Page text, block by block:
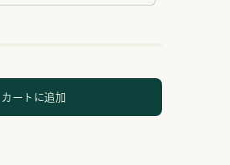
カートに追加